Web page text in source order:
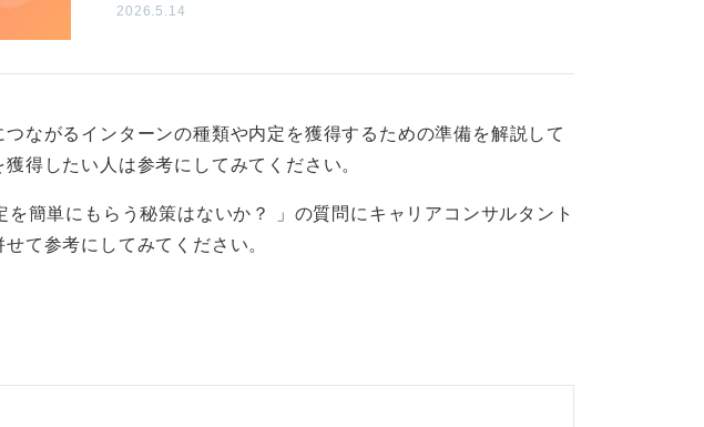
ャリアを築いていけるのかといった長期的な視点を持ち、慎重
2026.5.14
ながるインターンの種類や内定を獲得するための準備を解説して
得したい人は参考にしてみてください。
を簡単にもらう秘策はないか？ 」の質問にキャリアコンサルタント
て参考にしてみてください。